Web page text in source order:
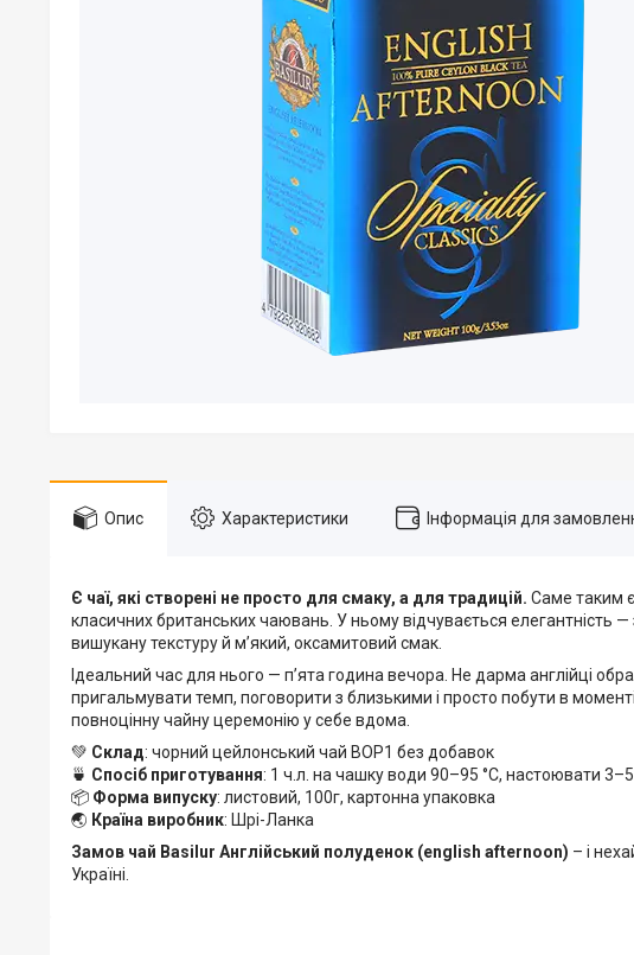
Опис Характеристики Інформація для
Є чаї, які створені не просто для смаку, а для традицій. Саме таким є
класичних британських чаювань. У ньому відчувається елегантність
вишукану текстуру й м’який, оксамитовий смак.
Ідеальний час для нього — п’ята година вечора. Не дарма англійці
пригальмувати темп, поговорити з близькими і просто побути в
повноцінну чайну церемонію у себе вдома.
💚 Склад: чорний цейлонський чай BOP1 без добавок
🍵 Спосіб приготування: 1 ч.л. на чашку води 90–95 °C, настоювати
📦 Форма випуску: листовий, 100г, картонна упаковка
🌏 Країна виробник: Шрі-Ланка
Замов чай Basilur Англійський полуденок (english afternoon) – і
Україні.